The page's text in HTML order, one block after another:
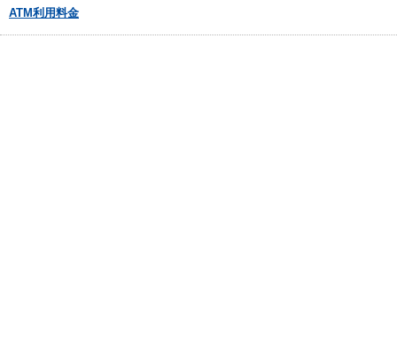
ATM利用料金